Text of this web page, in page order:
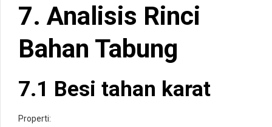
7. Analisis Rinci
Bahan Tabung
7.1 Besi tahan karat
Properti: